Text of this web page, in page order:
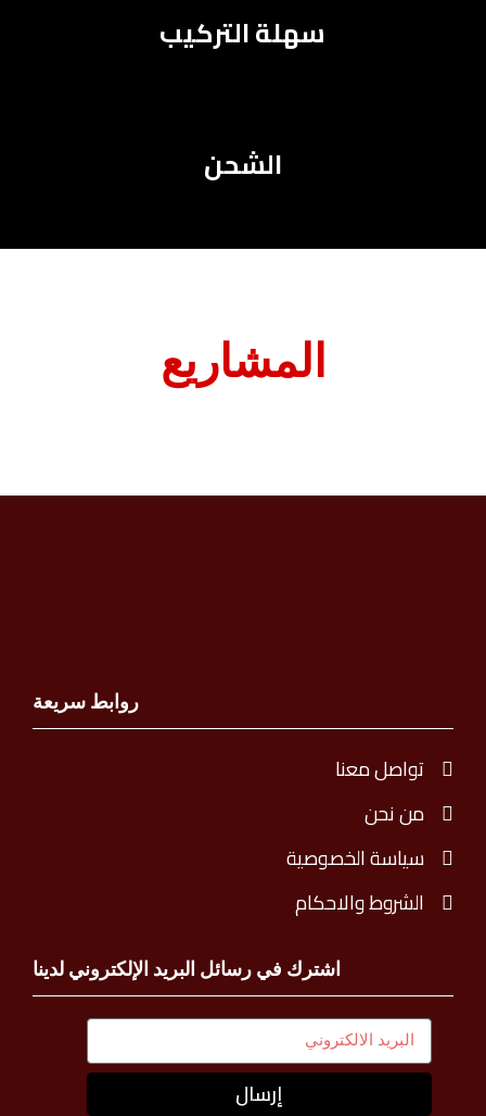
سهلة التركيب
الشحن
المشاريع
روابط سريعة
تواصل معنا
من نحن
سياسة الخصوصية
الشروط والاحكام
اشترك في رسائل البريد الإلكتروني لدينا
إرسال